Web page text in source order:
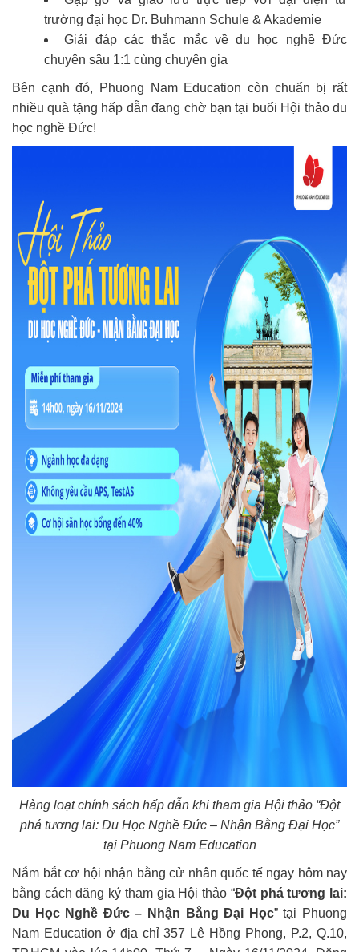
trường đại học Dr. Buhmann Schule & Akademie
Giải đáp các thắc mắc về du học nghề Đức
chuyên sâu 1:1 cùng chuyên gia
Bên cạnh đó, Phuong Nam Education còn chuẩn bị rất
nhiều quà tặng hấp dẫn đang chờ bạn tại buổi Hội thảo du
học nghề Đức!
Hàng loạt chính sách hấp dẫn khi tham gia Hội thảo “Đột
phá tương lai: Du Học Nghề Đức – Nhận Bằng Đại Học”
tại Phuong Nam Education
Nắm bắt cơ hội nhận bằng cử nhân quốc tế ngay hôm nay
bằng cách đăng ký tham gia Hội thảo “Đột phá tương lai:
Du Học Nghề Đức – Nhận Bằng Đại Học” tại Phuong
Nam Education ở địa chỉ 357 Lê Hồng Phong, P.2, Q.10,